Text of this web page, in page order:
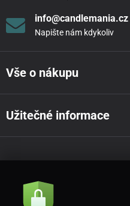
info@candlemania.cz
Napište nám kdykoliv
Vše o nákupu
Užitečné informace
Akce a novinky e-